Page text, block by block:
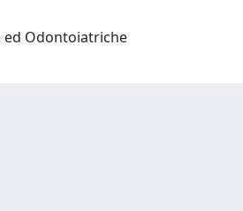
ed Odontoiatriche